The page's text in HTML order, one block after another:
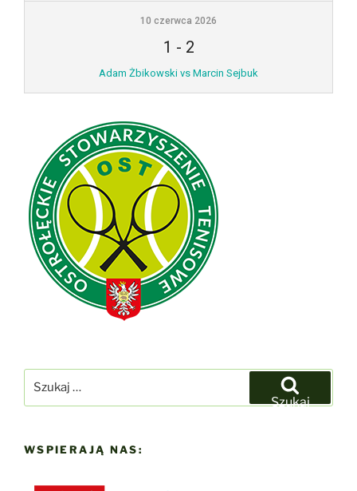
10 czerwca 2026
1 - 2
Adam Żbikowski vs Marcin Sejbuk
Szukaj
WSPIERAJĄ NAS: